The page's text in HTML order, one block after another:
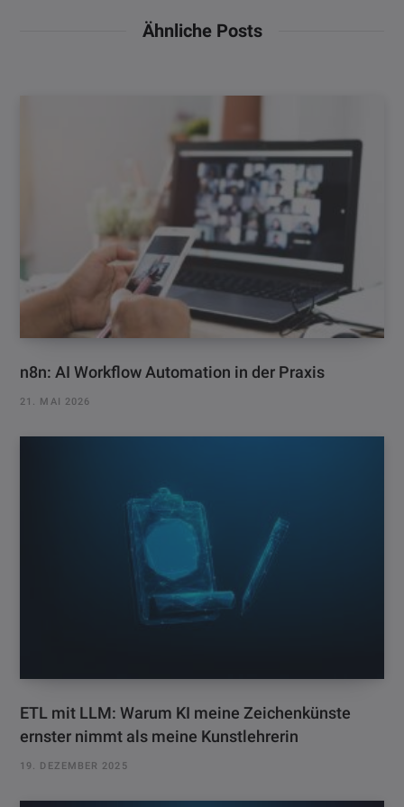
Ähnliche Posts
n8n: AI Workflow Automation in der Praxis
21. MAI 2026
ETL mit LLM: Warum KI meine Zeichenkünste
ernster nimmt als meine Kunstlehrerin
19. DEZEMBER 2025